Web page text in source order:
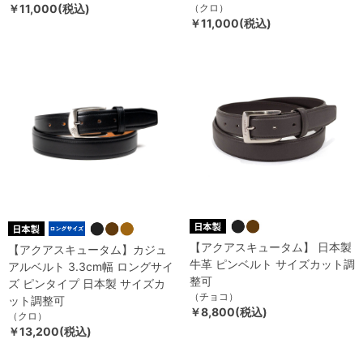
￥11,000(税込) （クロ）
￥11,000(税込)
【アクアスキュータム】カジュ
アルベルト 3.3cm幅 ロングサイ
ズ ピンタイプ 日本製 サイズカ
ット調整可
（クロ）
￥13,200(税込)
【アクアスキュータム】 日本製
牛革 ピンベルト サイズカット調
整可
（チョコ）
￥8,800(税込)